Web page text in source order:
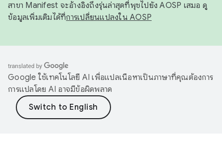
สาขา Manifest จะอ้างอิงถึงรุ่นล่าสุดที่พุชไปยัง AOSP เสมอ ดู
ข้อมูลเพิ่มเติมได้ที่การเปลี่ยนแปลงใน AOSP
Google ใช้เทคโนโลยี AI เพื่อแปลเนื้อหาเป็นภาษาที่คุณต้องการ
การแปลโดย AI อาจมีข้อผิดพลาด